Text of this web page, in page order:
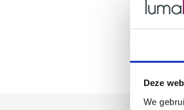
Deze
We